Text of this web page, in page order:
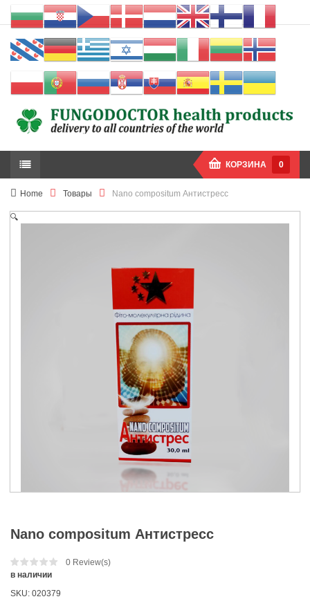
КОРЗИНА 0
Home Товары Nano compositum Антистресс
🔍
Nano compositum Антистресс
0 Review(s)
в наличии
SKU: 020379